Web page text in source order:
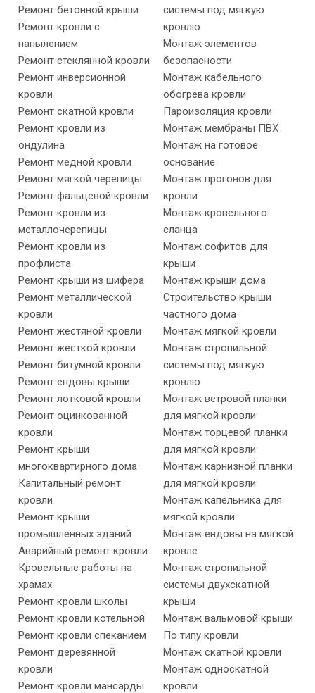
Ремонт бетонной крыши
Ремонт кровли с
напылением
Ремонт стеклянной кровли
Ремонт инверсионной
кровли
Ремонт скатной кровли
Ремонт кровли из
ондулина
Ремонт медной кровли
Ремонт мягкой черепицы
Ремонт фальцевой кровли
Ремонт кровли из
металлочерепицы
Ремонт кровли из
профлиста
Ремонт крыши из шифера
Ремонт металлической
кровли
Ремонт жестяной кровли
Ремонт жесткой кровли
Ремонт битумной кровли
Ремонт ендовы крыши
Ремонт лотковой кровли
Ремонт оцинкованной
кровли
Ремонт крыши
многоквартирного дома
Капитальный ремонт
кровли
Ремонт крыши
промышленных зданий
Аварийный ремонт кровли
Кровельные работы на
храмах
Ремонт кровли школы
Ремонт кровли котельной
Ремонт кровли спеканием
Ремонт деревянной
кровли
Ремонт кровли мансарды
системы под мягкую
кровлю
Монтаж элементов
безопасности
Монтаж кабельного
обогрева кровли
Пароизоляция кровли
Монтаж мембраны ПВХ
Монтаж на готовое
основание
Монтаж прогонов для
кровли
Монтаж кровельного
сланца
Монтаж софитов для
крыши
Монтаж крыши дома
Строительство крыши
частного дома
Монтаж мягкой кровли
Монтаж стропильной
системы под мягкую
кровлю
Монтаж ветровой планки
для мягкой кровли
Монтаж торцевой планки
для мягкой кровли
Монтаж карнизной планки
для мягкой кровли
Монтаж капельника для
мягкой кровли
Монтаж ендовы на мягкой
кровле
Монтаж стропильной
системы двухскатной
крыши
Монтаж вальмовой крыши
По типу кровли
Монтаж скатной кровли
Монтаж односкатной
кровли